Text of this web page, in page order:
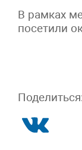
В рамках
посетили